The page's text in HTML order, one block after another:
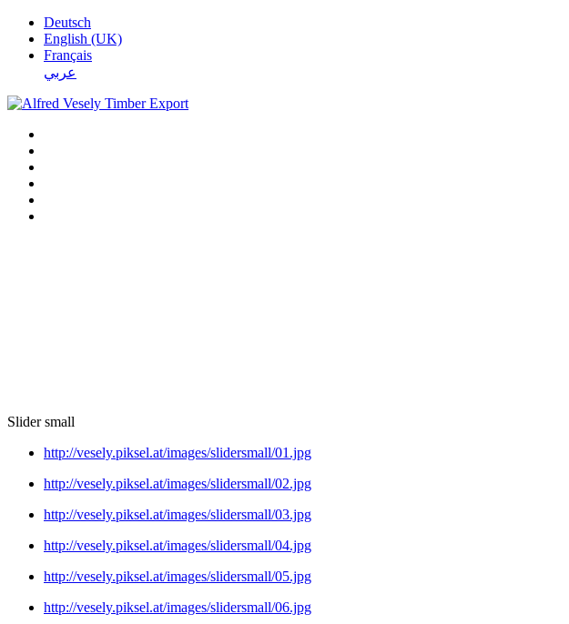
Deutsch
English (UK)
Français
عربي
Slider small
http://vesely.piksel.at/images/slidersmall/01.jpg
http://vesely.piksel.at/images/slidersmall/02.jpg
http://vesely.piksel.at/images/slidersmall/03.jpg
http://vesely.piksel.at/images/slidersmall/04.jpg
http://vesely.piksel.at/images/slidersmall/05.jpg
http://vesely.piksel.at/images/slidersmall/06.jpg